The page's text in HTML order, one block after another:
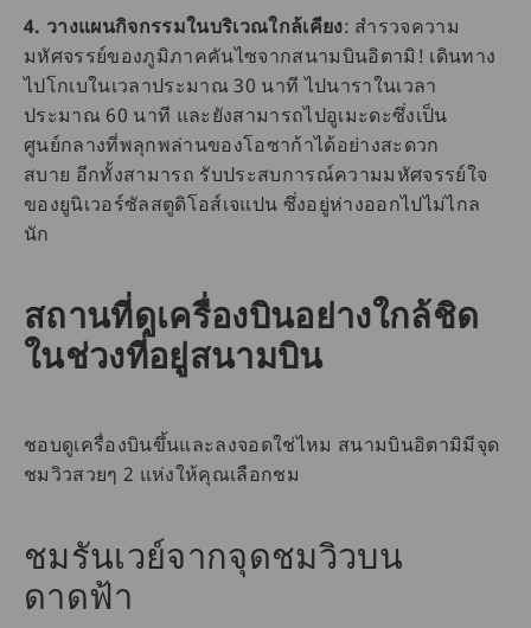
4. วางแผนกิจกรรมในบริเวณใกล้เคียง: สำรวจความ
มหัศจรรย์ของภูมิภาคคันไซจากสนามบินอิตามิ! เดินทาง
ไปโกเบในเวลาประมาณ 30 นาที ไปนาราในเวลา
ประมาณ 60 นาที และยังสามารถไปอูเมะดะซึ่งเป็น
ศูนย์กลางที่พลุกพล่านของโอซาก้าได้อย่างสะดวก
สบาย อีกทั้งสามารถ รับประสบการณ์ความมหัศจรรย์ใจ
ของยูนิเวอร์ซัลสตูดิโอส์เจแปน ซึ่งอยู่ห่างออกไปไม่ไกล
นัก
สถานที่ดูเครื่องบินอย่างใกล้ชิด
ในช่วงที่อยู่สนามบิน
ชอบดูเครื่องบินขึ้นและลงจอดใช่ไหม สนามบินอิตามิมีจุด
ชมวิวสวยๆ 2 แห่งให้คุณเลือกชม
ชมรันเวย์จากจุดชมวิวบน
ดาดฟ้า